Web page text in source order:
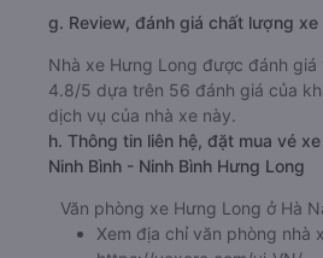
g. Review, đánh giá chất lượng xe
Nhà xe Hưng Long được đánh giá
4.8/5 dựa trên 56 đánh giá của
dịch vụ của nhà xe này.
h. Thông tin liên hệ, đặt mua vé
Ninh Bình - Ninh Bình Hưng Long
Văn phòng xe Hưng Long ở Hà
Xem địa chỉ văn phòng nhà